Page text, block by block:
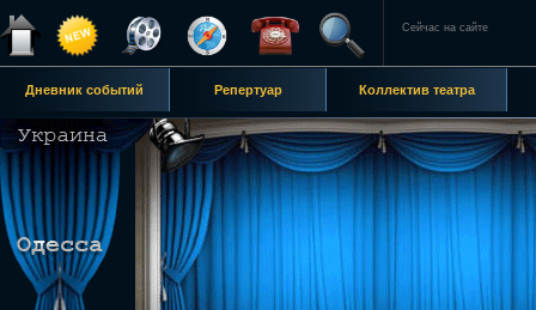
Сейчас на сайте
Дневник событий Репертуар Коллектив театра